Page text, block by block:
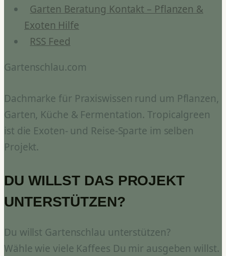
Garten Beratung Kontakt – Pflanzen &
Exoten Hilfe
RSS Feed
Gartenschlau.com
Dachmarke für Praxiswissen rund um Pflanzen,
Garten, Küche & Fermentation. Tropicalgreen
ist die Exoten- und Reise-Sparte im selben
Projekt.
DU WILLST DAS PROJEKT
UNTERSTÜTZEN?
Du willst Gartenschlau unterstützen?
Wähle wie viele Kaffees Du mir ausgeben willst.